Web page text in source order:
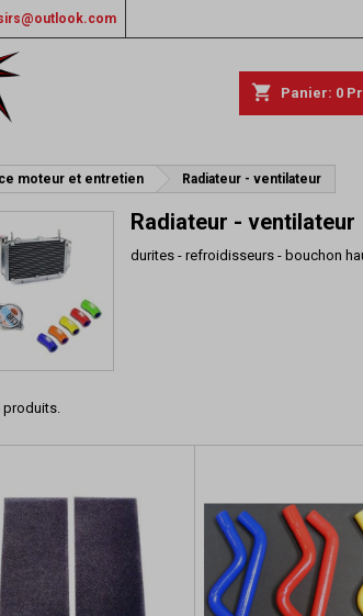
shopping_cart Panier: 0
moteur et entretien Radiateur - ventilateur
Radiateur - ventilateur
durites - refroidisseurs - bouchon
produits.